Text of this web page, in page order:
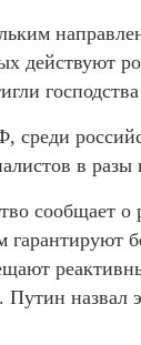
действуют
в
сообщает
Путин назвал